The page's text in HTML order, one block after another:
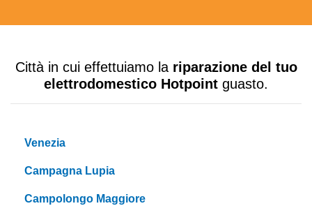
Città in cui effettuiamo la riparazione del tuo
elettrodomestico Hotpoint guasto.
Venezia
Campagna Lupia
Campolongo Maggiore